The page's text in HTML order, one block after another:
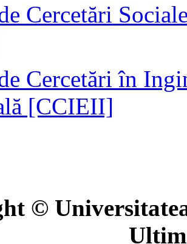
Cercetări
Cercetări în
[CCIEII]
©
Ultima